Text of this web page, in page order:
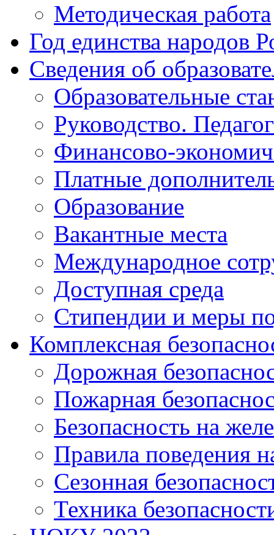
Методическая работа
Год единства народов
Сведения об
Образовательные
Руководство.
Финансово-
Платные
Образование
Вакантные места
Международное
Доступная среда
Стипендии и меры
Комплексная
Дорожная
Пожарная
Безопасность на
Правила поведения
Сезонная
Техника